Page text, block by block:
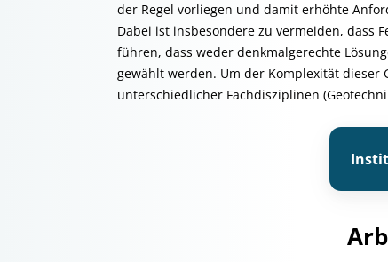
der Regel vorliegen und damit erhöhte
Dabei ist insbesondere zu vermeiden, dass
führen, dass weder denkmalgerechte
gewählt werden. Um der Komplexität dieser
unterschiedlicher Fachdisziplinen